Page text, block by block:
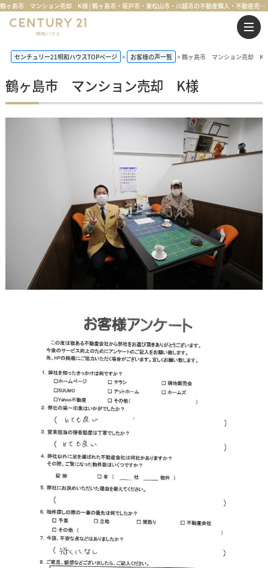
鶴ヶ島市 マンション売却 K様 | 鶴ヶ島市・坂戸市・東松山市・川越市の不動産購入・不動産売却のことならセンチュリー21明和ハウス
センチュリー21明和ハウスTOPページ お客様の声一覧 鶴ヶ島市 マンション売却 K
鶴ヶ島市 マンション売却 K様